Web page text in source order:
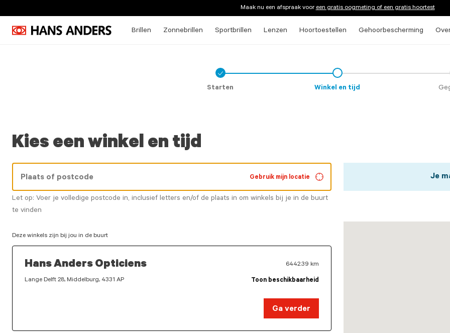
Maak nu een afspraak vooreen gratis oogmeting of een gratis hoortest
Brillen Zonnebrillen Sportbrillen Lenzen Hoortoestellen Gehoorbescherming
Check
Starten Winkel en tijd
Kies een winkel en tijd
Gebruik mijn locatie
Let op: Voer je volledige postcode in, inclusief letters en/of de plaats in om winkels bij je in de buurt
te vinden
Deze winkels zijn bij jou in de buurt
Hans Anders Opticiens 6442.39 km
Lange Delft 28, Middelburg, 4331 AP Toon beschikbaarheid
Ga verder
Je